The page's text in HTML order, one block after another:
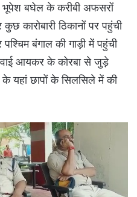
भूपेश बघेल के करीबी अफसरों
कारोबारी ठिकानों पर पहुंची
बंगाल की गाड़ी में पहुंची
आयकर के कोरबा से जुड़े
यहां छापों के सिलसिले में की